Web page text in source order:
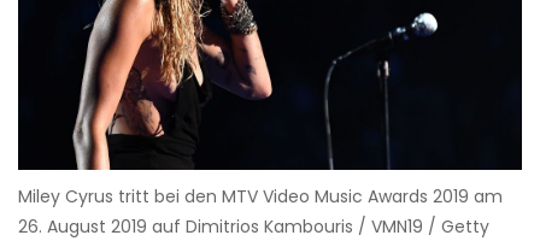
Miley Cyrus tritt bei den MTV Video Music Awards 2019 am
26. August 2019 auf Dimitrios Kambouris / VMN19 / Getty